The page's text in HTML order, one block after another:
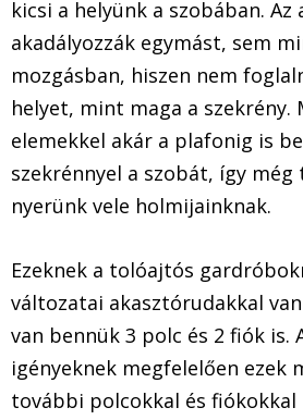
kicsi a helyünk a szobában.
akadályozzák egymást, sem
mozgásban, hiszen nem
helyet, mint maga a szekrény.
elemekkel akár a plafonig is
szekrénnyel a szobát, így
nyerünk vele holmijainknak.
Ezeknek a tolóajtós
változatai akasztórudakkal
van bennük 3 polc és 2 fiók is.
igényeknek megfelelően ezek
további polcokkal és fiókokkal